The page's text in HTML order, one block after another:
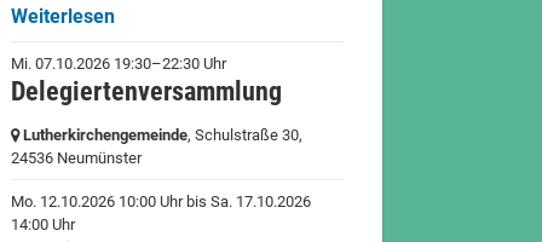
Weiterlesen
Mi. 07.10.2026 19:30–22:30 Uhr
Delegiertenversammlung
Lutherkirchengemeinde, Schulstraße 30,
24536 Neumünster
Mo. 12.10.2026 10:00 Uhr bisSa. 17.10.2026
14:00 Uhr